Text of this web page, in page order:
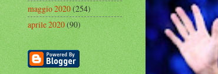
maggio 2020(254)
aprile 2020(90)